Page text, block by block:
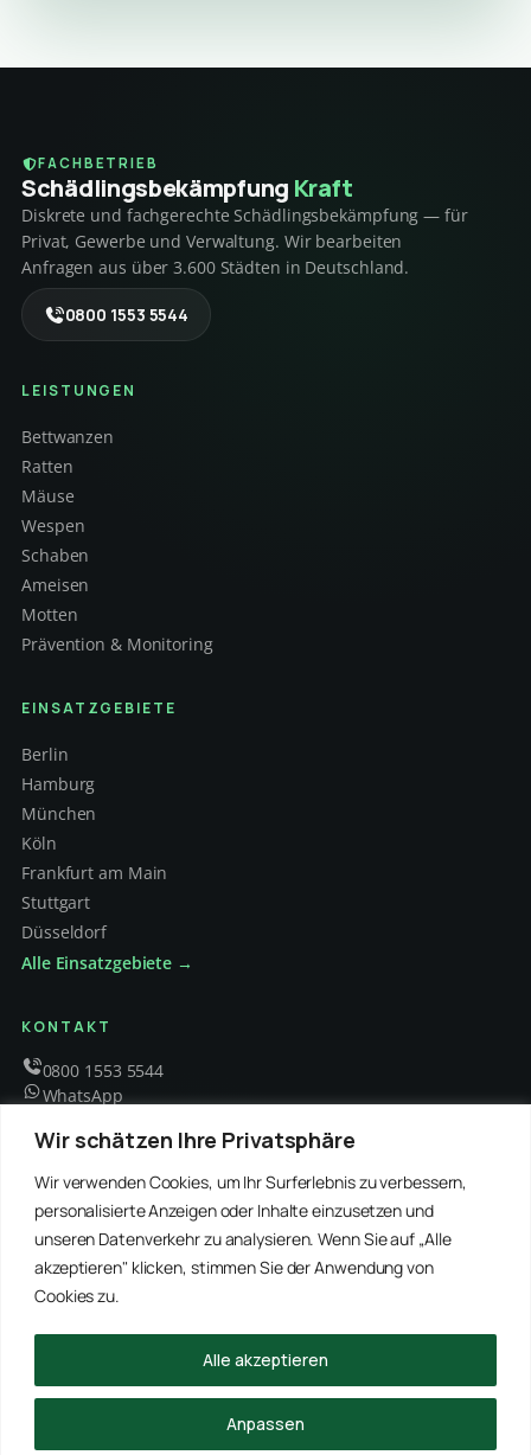
Wir schätzen Ihre Privatsphäre
Wir verwenden Cookies, um Ihr Surferlebnis zu verbessern,
personalisierte Anzeigen oder Inhalte einzusetzen und
unseren Datenverkehr zu analysieren. Wenn Sie auf „Alle
akzeptieren" klicken, stimmen Sie der Anwendung von
Cookies zu.
Anpassen
Alle akzeptieren
FACHBETRIEB
Schädlings­bekämpfung Kraft
Diskrete und fachgerechte Schädlingsbekämpfung — für
Privat, Gewerbe und Verwaltung. Wir bearbeiten
Anfragen aus über 3.600 Städten in Deutschland.
0800 1553 5544
LEISTUNGEN
Bettwanzen
Ratten
Mäuse
Wespen
Schaben
Ameisen
Motten
Prävention & Monitoring
EINSATZGEBIETE
Berlin
Hamburg
München
Köln
Frankfurt am Main
Stuttgart
Düsseldorf
Alle Einsatzgebiete →
KONTAKT
0800 1553 5544
WhatsApp
Mo – Fr 8 – 18 Uhr
EMPFOHLENE PARTNER
WinRei24 Dienstleistungen
Winterdienst Profi NRW
Winterdienst Niedersachsen
Winterdienst Hansa
Winterdienst Freitag
© 2026 Schädlingsbekämpfung Kraft · Alle Rechte vorbehalten